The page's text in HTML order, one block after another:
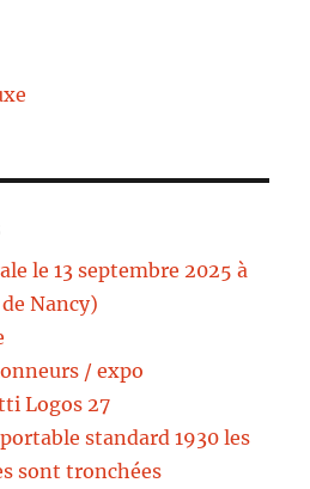
le 13 septembre 2025 à
Nancy)
/ expo
Logos 27
standard 1930 les
sont tronchées